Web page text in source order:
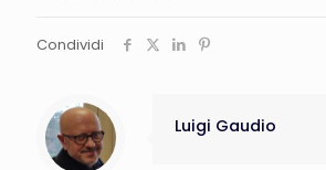
Condividi
Luigi Gaudio